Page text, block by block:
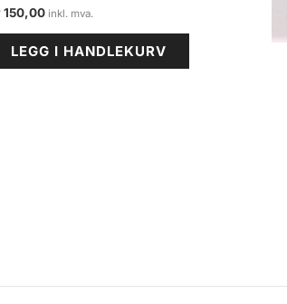
150,00
LEGG I HANDLEKURV